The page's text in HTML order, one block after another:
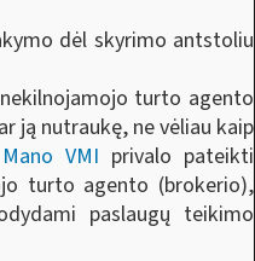
dėl skyrimo antstoliu
turto agento
ją nutraukę, ne vėliau kaip
Mano VMI privalo pateikti
turto agento (brokerio),
paslaugų teikimo